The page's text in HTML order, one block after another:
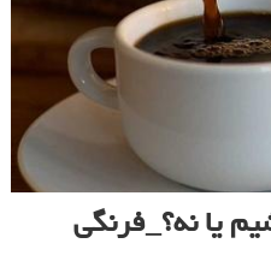
یا نه؟_فرنگی